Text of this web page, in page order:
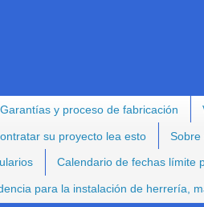
Garantías y proceso de fabricación
su proyecto lea esto Sobre
Calendario de fechas límite
para la instalación de herrería,